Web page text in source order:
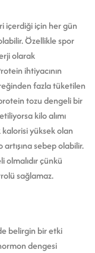
içerdiği için her gün
Özellikle spor
olarak
ihtiyacının
fazla tüketilen
tozu dengeli bir
kilo alımı
yüksek olan
sebep olabilir.
olmalıdır çünkü
sağlamaz.
belirgin bir etki
dengesi